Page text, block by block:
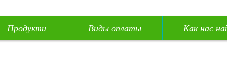
Продукти Виды оплаты Как нас